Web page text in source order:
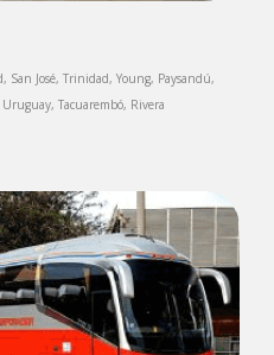
San José, Trinidad, Young, Paysandú,
Tacuarembó, Rivera